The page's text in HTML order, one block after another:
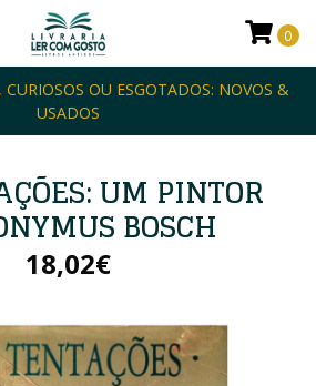
CURIOSOS OU ESGOTADOS: NOVOS &
USADOS
0
UM PINTOR
BOSCH
18,02€